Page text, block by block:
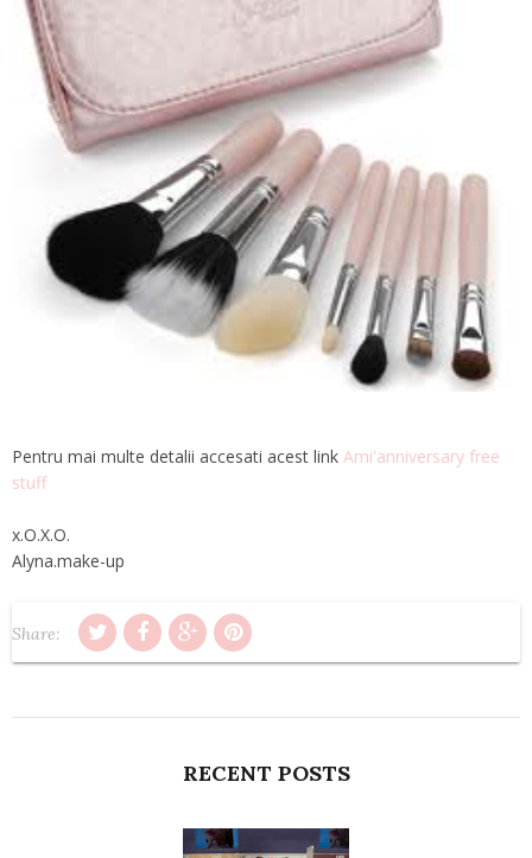
Pentru mai multe detalii accesati acest link Ami'anniversary free
stuff
x.O.X.O.
Alyna.make-up
Share:
RECENT POSTS